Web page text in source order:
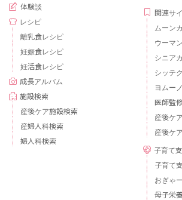
体験談
レシピ
離乳食レシピ
妊娠食レシピ
妊活食レシピ
成長アルバム
施設検索
産後ケア施設検索
産婦人科検索
婦人科検索
関連サ
ムーン
ウーマ
シニア
シッテク
ヨムーノ
医師監
産後ケ
産後ケ
子育て
子育て
おぎゃ
母子栄